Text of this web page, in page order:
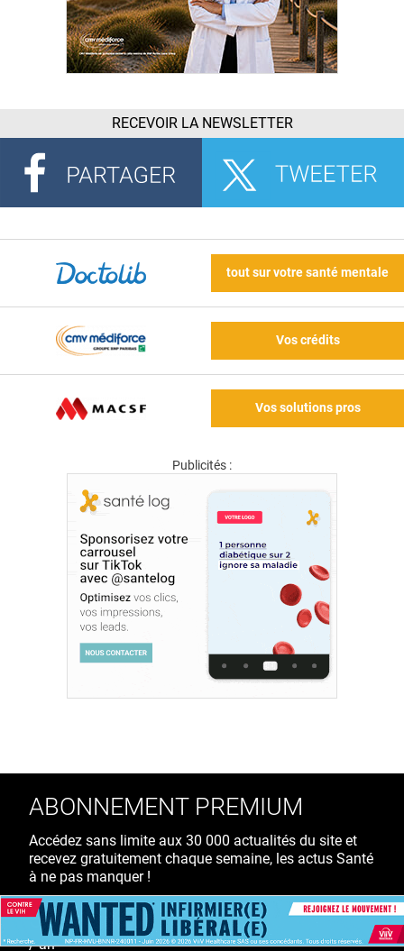
RECEVOIR LA NEWSLETTER
tout sur votre santé mentale
Vos crédits
Vos solutions pros
Publicités :
ABONNEMENT PREMIUM
Accédez sans limite aux 30 000 actualités du site et
recevez gratuitement chaque semaine, les actus Santé
à ne pas manquer !
39€ TTC
/ an